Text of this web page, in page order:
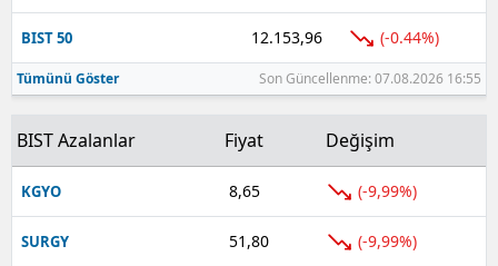
BIST 50 12.153,96 (-0.44%)
Tümünü Göster Son Güncellenme: 07.08.2026 16:55
BIST Azalanlar Fiyat Değişim
KGYO 8,65 (-9,99%)
SURGY 51,80 (-9,99%)